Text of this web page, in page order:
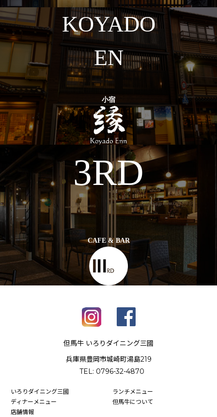
KOYADO
EN
小宿
3RD
CAFE & BAR
但馬牛 いろりダイニング三國
兵庫県豊岡市城崎町湯島219
TEL: 0796-32-4870
いろりダイニング三國
ランチメニュー
ディナーメニュー
但馬牛について
店舗情報